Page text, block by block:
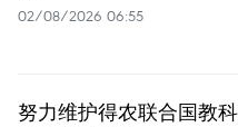
02/08/2026 06:55
努力维护得农联合国教